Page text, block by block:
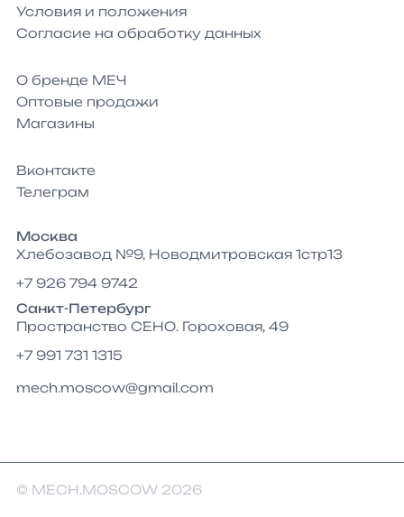
Условия и положения
Согласие на обработку данных
О бренде МЕЧ
Оптовые продажи
Магазины
Вконтакте
Телеграм
Москва
Хлебозавод №9, Новодмитровская 1стр13
+7 926 794 9742
Санкт-Петербург
Пространство СЕНО. Гороховая, 49
+7 991 731 1315
mech.moscow@gmail.com
© MECH.MOSCOW 2026